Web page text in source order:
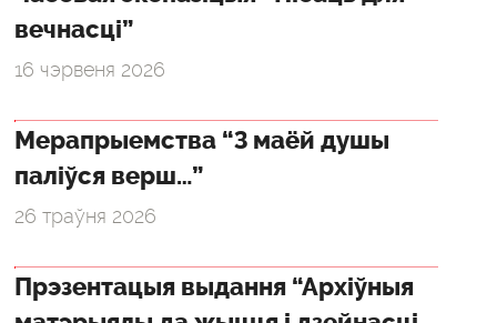
вечнасці”
16 чэрвеня 2026
Мерапрыемства “З маёй душы
паліўся верш…”
26 траўня 2026
Прэзентацыя выдання “Архіўныя